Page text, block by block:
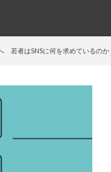
若者はSNSに何を求めているのか